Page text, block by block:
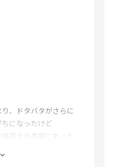
、ドタバタがさらに
になったけど
月その季節にあった
かけながら供えてい